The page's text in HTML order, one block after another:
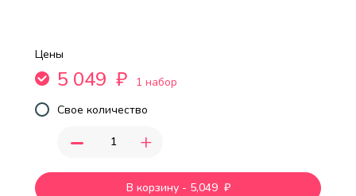
Цены
5 049 ₽
1 набор
Свое количество
- +
В корзину - 5,049 ₽